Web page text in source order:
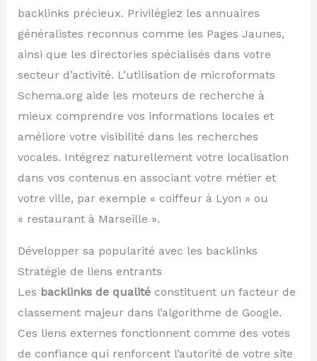
backlinks précieux. Privilégiez les annuaires
généralistes reconnus comme les Pages Jaunes,
ainsi que les directories spécialisés dans votre
secteur d’activité. L’utilisation de microformats
Schema.org aide les moteurs de recherche à
mieux comprendre vos informations locales et
améliore votre visibilité dans les recherches
vocales. Intégrez naturellement votre localisation
dans vos contenus en associant votre métier et
votre ville, par exemple « coiffeur à Lyon » ou
« restaurant à Marseille ».
Développer sa popularité avec les backlinks
Stratégie de liens entrants
Les backlinks de qualitéconstituent un facteur de
classement majeur dans l’algorithme de Google.
Ces liens externes fonctionnent comme des votes
de confiance qui renforcent l’autorité de votre site